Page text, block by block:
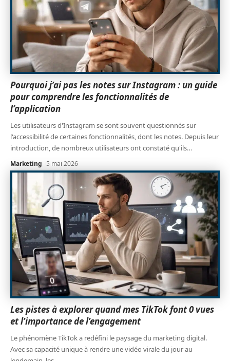
Pourquoi j’ai pas les notes sur Instagram : un guide
pour comprendre les fonctionnalités de
l’application
Les utilisateurs d'Instagram se sont souvent questionnés sur
l'accessibilité de certaines fonctionnalités, dont les notes. Depuis leur
introduction, de nombreux utilisateurs ont constaté qu'ils…
Marketing 5 mai 2026
Les pistes à explorer quand mes TikTok font 0 vues
et l’importance de l’engagement
Le phénomène TikTok a redéfini le paysage du marketing digital.
Avec sa capacité unique à rendre une vidéo virale du jour au